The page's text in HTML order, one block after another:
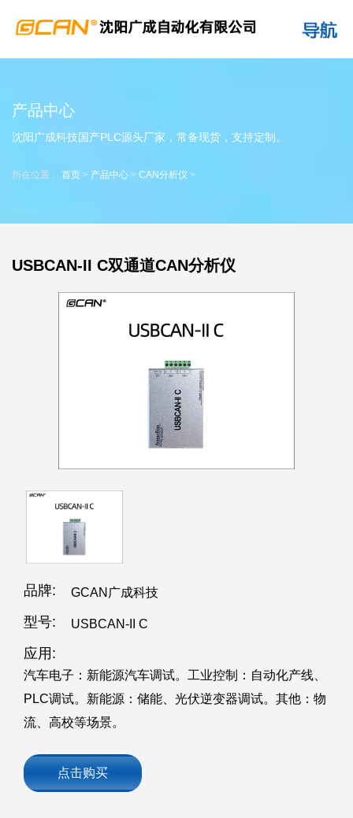
产品中心
沈阳广成科技国产PLC源头厂家，常备现货，支持定制。
所在位置： 首页 > 产品中心 > CAN分析仪 >
USBCAN-II C双通道CAN分析仪
品牌: GCAN广成科技
型号: USBCAN-II C
应用:
汽车电子：新能源汽车调试。工业控制：自动化产线、
PLC调试。新能源：储能、光伏逆变器调试。其他：物
流、高校等场景。
点击购买